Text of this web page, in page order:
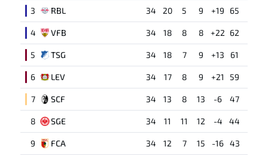
3 RBL 34 20 5 9 +19 65
4 VFB 34 18 8 8 +22 62
5 TSG 34 18 7 9 +13 61
6 LEV 34 17 8 9 +21 59
7 SCF 34 13 8 13 -6 47
8 SGE 34 11 11 12 -4 44
9 FCA 34 12 7 15 -16 43